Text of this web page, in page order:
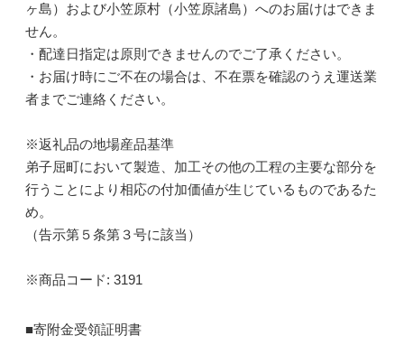
ヶ島）および小笠原村（小笠原諸島）へのお届けはできま
せん。
・配達日指定は原則できませんのでご了承ください。
・お届け時にご不在の場合は、不在票を確認のうえ運送業
者までご連絡ください。
※返礼品の地場産品基準
弟子屈町において製造、加工その他の工程の主要な部分を
行うことにより相応の付加価値が生じているものであるた
め。
（告示第５条第３号に該当）
※商品コード: 3191
■寄附金受領証明書